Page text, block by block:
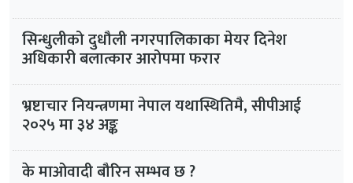
सिन्धुलीको दुधौली नगरपालिकाका मेयर दिनेश
अधिकारी बलात्कार आरोपमा फरार
भ्रष्टाचार नियन्त्रणमा नेपाल यथास्थितिमै, सीपीआई
२०२५ मा ३४ अङ्क
के माओवादी बौरिन सम्भव छ ?